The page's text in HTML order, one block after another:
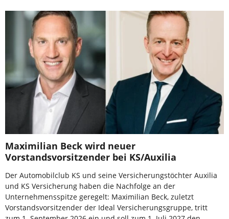
Maximilian Beck wird neuer
Vorstandsvorsitzender bei KS/Auxilia
Der Automobilclub KS und seine Versicherungstöchter Auxilia
und KS Versicherung haben die Nachfolge an der
Unternehmensspitze geregelt: Maximilian Beck, zuletzt
Vorstandsvorsitzender der Ideal Versicherungsgruppe, tritt